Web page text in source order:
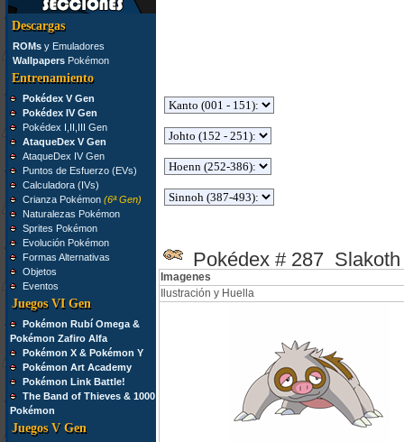
Descargas
ROMsy Emuladores
WallpapersPokémon
Entrenamiento
Pokédex V Gen
Pokédex IV Gen
Pokédex I,II,III Gen
AtaqueDex V Gen
AtaqueDex IV Gen
Puntos de Esfuerzo (EVs)
Calculadora (IVs)
Crianza Pokémon (6ª Gen)
Naturalezas Pokémon
Sprites Pokémon
Evolución Pokémon
Formas Alternativas
Objetos
Eventos
Juegos VI Gen
Pokémon Rubí Omega &
Pokémon Zafiro Alfa
Pokémon X & Pokémon Y
Pokémon Art Academy
Pokémon Link Battle!
The Band of Thieves & 1000
Pokémon
Juegos V Gen
Pokédex # 287 Slakoth
Imagenes
Ilustración y Huella